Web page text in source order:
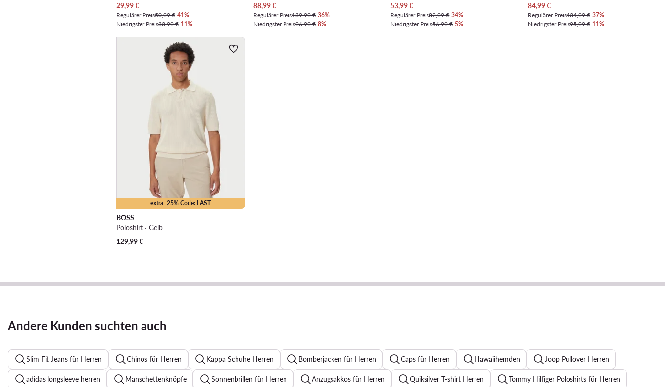
Aktueller Preis
29,99€
Regulärer Preis50,99 €-41%
Niedrigster Preis33,99 €-11%
Aktueller Preis
88,99€
Regulärer Preis139,99 €-36%
Niedrigster Preis96,99 €-8%
Aktueller Preis
53,99€
Regulärer Preis82,99 €-34%
Niedrigster Preis56,99 €-5%
Aktueller Preis
84,99€
Regulärer Preis134,99 €-37%
Niedrigster Preis95,99 €-11%
extra -25% Code: LAST
BOSS
Poloshirt · Gelb
129,99€
Andere Kunden suchten auch
Slim Fit Jeans für Herren Chinos für Herren Kappa Schuhe Herren Bomberjacken für Herren Caps für Herren Hawaiihemden Joop Pullover Herren
adidas longsleeve herren Manschettenknöpfe Sonnenbrillen für Herren Anzugsakkos für Herren Quiksilver T-shirt Herren Tommy Hilfiger Poloshirts für Herren